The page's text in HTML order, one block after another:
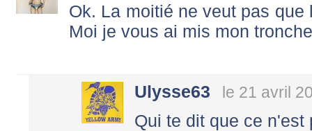
Ok. La moitié ne veut pas
Moi je vous ai mis mon
Ulysse63 le 21 avril
Qui te dit que ce n'est